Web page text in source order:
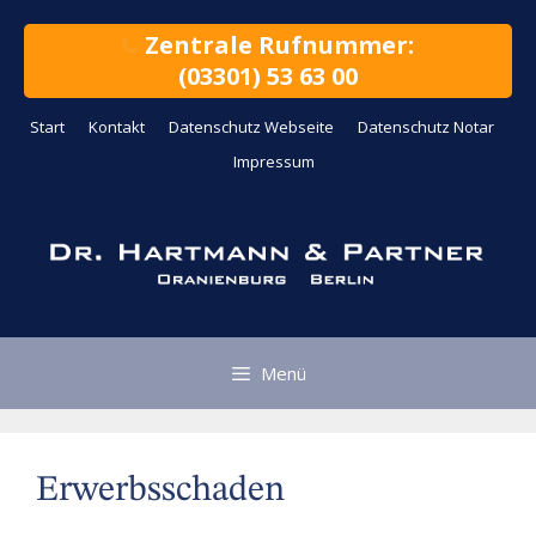
Zentrale Rufnummer:
(03301) 53 63 00
Start Kontakt Datenschutz Webseite
Datenschutz Notar
Impressum
Menü
Erwerbsschaden